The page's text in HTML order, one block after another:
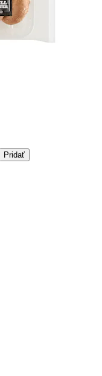
Pridať